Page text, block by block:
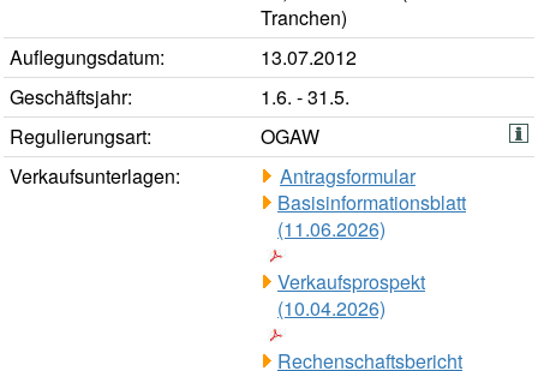
Tranchen)
Auflegungsdatum:
13.07.2012
Geschäftsjahr:
1.6. - 31.5.
Regulierungsart:
OGAW
Verkaufsunterlagen:
Antragsformular
Basisinformationsblatt
(11.06.2026)
Verkaufsprospekt
(10.04.2026)
Rechenschaftsbericht